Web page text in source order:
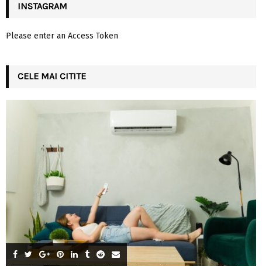
INSTAGRAM
Please enter an Access Token
CELE MAI CITITE